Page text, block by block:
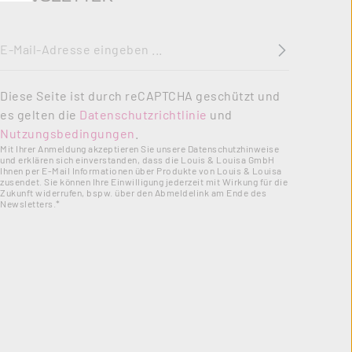
Diese Seite ist durch reCAPTCHA geschützt und
es gelten die Datenschutzrichtlinie und
Nutzungsbedingungen
Mit Ihrer Anmeldung akzeptieren Sie unsere Datenschutzhinweise
und erklären sich einverstanden, dass die Louis & Louisa GmbH
Ihnen per E-Mail Informationen über Produkte von Louis & Louisa
zusendet. Sie können Ihre Einwilligung jederzeit mit Wirkung für die
Zukunft widerrufen, bspw. über den Abmeldelink am Ende des
Newsletters.*